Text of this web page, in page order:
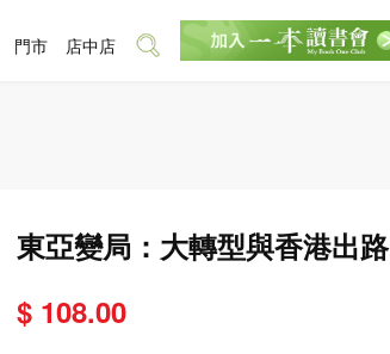
東亞變局：大轉型與香港出路
$ 108.00
門市 店中店